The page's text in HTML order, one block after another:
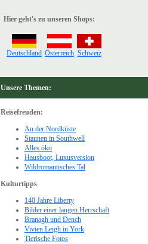
Hier geht's zu unseren Shops:
Deutschland Österreich Schweiz
Unsere Themen:
Reisefreuden:
An der Nordküste
Staunen in Southwell
Alles öko
Hausboot, Luxusversion
Wildromantisches Tal
Kulturtipps
140 Jahre Liberty
Bilder einer langen Herrschaft
Branagh und Dench
Vivien Leigh in York
Tierische Fotos